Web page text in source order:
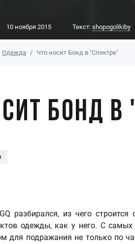
10 ноября 2015 Текст: shopogolikiby
Одежда Что носит Бонд в "Спектре"
Бонд в
разбирался, из чего
одежды, как у него. С
для подражания не только по